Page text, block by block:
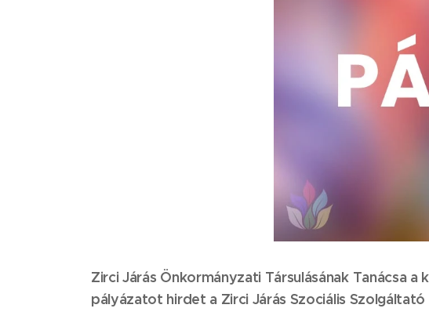
Zirci Járás Önkormányzati Társulásának Tanácsa
pályázatot hirdet a Zirci Járás Szociális